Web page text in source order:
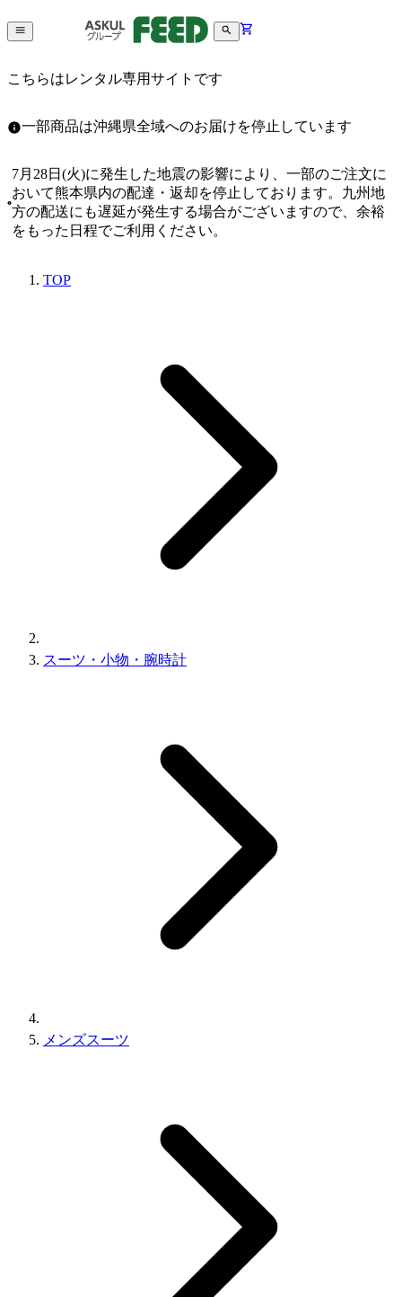
こちらはレンタル専用サイトです
一部商品は沖縄県全域へのお届けを停止しています
7月28日(火)に発生した地震の影響により、一部のご注文に
おいて熊本県内の配達・返却を停止しております。九州地
方の配送にも遅延が発生する場合がございますので、余裕
をもった日程でご利用ください。
TOP
スーツ・小物・腕時計
メンズスーツ